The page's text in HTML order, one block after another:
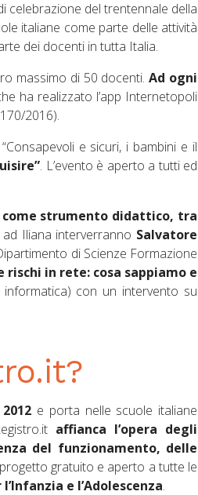
celebrazione del trentennale della
italiane come parte delle attività
dei docenti in tutta Italia.
massimo di 50 docenti.Ad ogni
ha realizzato l’app Internetopoli
2016).
e sicuri, i bambini e il
. L’evento è aperto a tutti ed
strumento didattico, tra
ad Iliana interverranno Salvatore
di Scienze Formazione
rischi in rete: cosa sappiamo e
con un intervento su
e porta nelle scuole italiane
affianca l’opera degli
del funzionamento, delle
gratuito e aperto a tutte le
e l’Adolescenza.